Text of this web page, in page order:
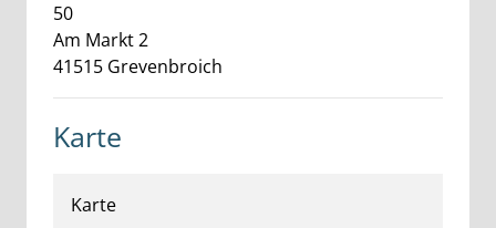
50
Am Markt2
41515 Grevenbroich
Karte
Karte